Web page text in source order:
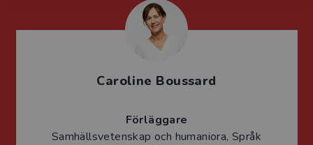
Caroline Boussard
Förläggare
Samhällsvetenskap och humaniora, Språk